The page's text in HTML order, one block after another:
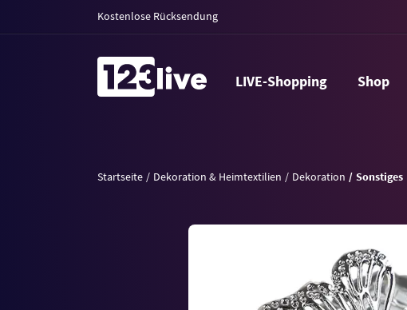
Kostenlose Rücksendung
LIVE-Shopping Shop
Startseite Dekoration & Heimtextilien Dekoration Sonstiges